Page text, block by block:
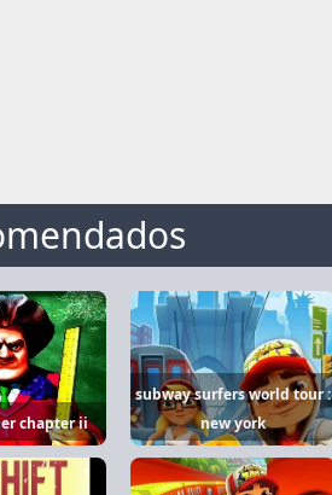
chapter ii
subway surfers world tour :
new york